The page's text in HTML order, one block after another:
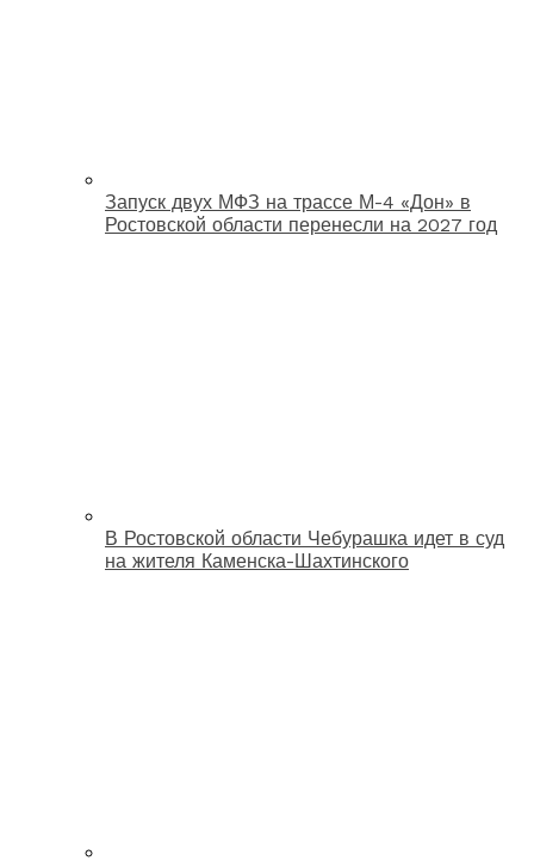
Запуск двух МФЗ на трассе М-4 «Дон» в
Ростовской области перенесли на 2027 год
В Ростовской области Чебурашка идет в суд
на жителя Каменска-Шахтинского